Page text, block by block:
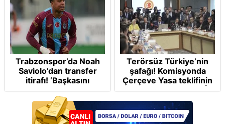
Trabzonspor’da Noah
Saviolo’dan transfer
itirafı! ‘Başkasını
izlemeye geldi’
Terörsüz Türkiye’nin
şafağı! Komisyonda
Çerçeve Yasa teklifinin
maddelerine geçildi: İP
ve Yeni Parti'den
provokasyon